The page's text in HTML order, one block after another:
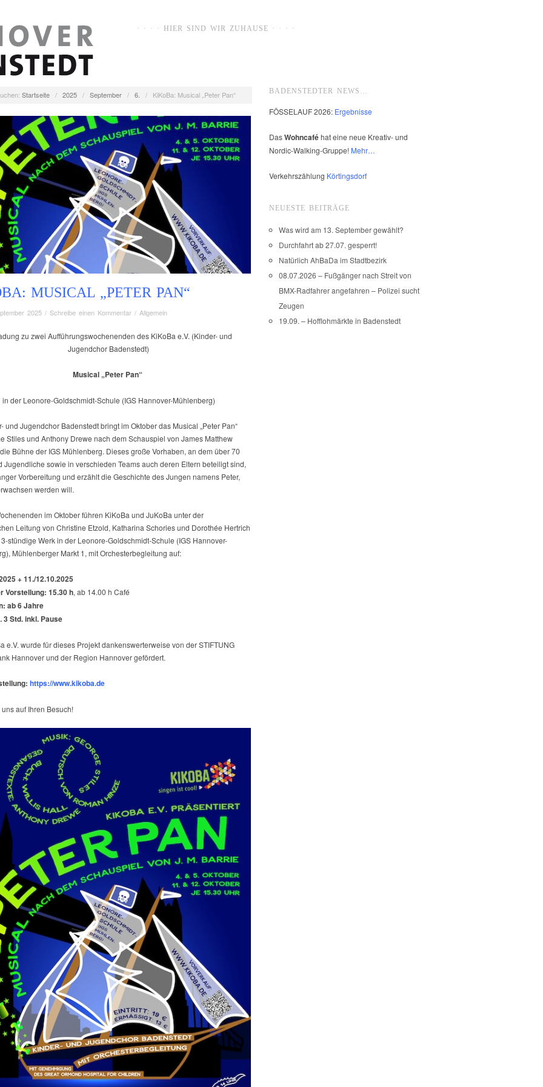
· · · · HIER SIND WIR ZUHAUSE · · · ·
Startseite / 2025 / September / 6. / KiKoBa: Musical „Peter Pan“
MUSICAL „PETER PAN“
2025 / Schreibe einen Kommentar / Allgemein
zu zwei Aufführungswochenenden des KiKoBa e.V. (Kinder- und
Jugendchor Badenstedt)
Musical „Peter Pan“
in der Leonore-Goldschmidt-Schule (IGS Hannover-Mühlenberg)
und Jugendchor Badenstedt bringt im Oktober das Musical „Peter Pan“
Stiles und Anthony Drewe nach dem Schauspiel von James Matthew
Bühne der IGS Mühlenberg. Dieses große Vorhaben, an dem über 70
Jugendliche sowie in verschieden Teams auch deren Eltern beteiligt sind,
Vorbereitung und erzählt die Geschichte des Jungen namens Peter,
werden will.
im Oktober führen KiKoBa und JuKoBa unter der
Leitung von Christine Etzold, Katharina Schories und Dorothée Hertrich
stündige Werk in der Leonore-Goldschmidt-Schule (IGS Hannover-
Mühlenberger Markt 1, mit Orchesterbegleitung auf:
+ 11./12.10.2025
Vorstellung: 15.30 h, ab 14.00 h Café
ab 6 Jahre
3 Std. inkl. Pause
e.V. wurde für dieses Projekt dankenswerterweise von der STIFTUNG
Hannover und der Region Hannover gefördert.
https://www.kikoba.de
auf Ihren Besuch!
BADENSTEDTER NEWS…
FÖSSELAUF 2026: Ergebnisse
DasWohncaféhat eine neue Kreativ- und
Nordic-Walking-Gruppe! Mehr…
Verkehrszählung Körtingsdorf
NEUESTE BEITRÄGE
Was wird am 13. September gewählt?
Durchfahrt ab 27.07. gesperrt!
Natürlich AhBaDa im Stadtbezirk
08.07.2026 – Fußgänger nach Streit von
BMX-Radfahrer angefahren – Polizei sucht
Zeugen
19.09. – Hofflohmärkte in Badenstedt